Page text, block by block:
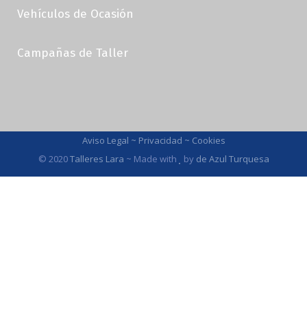
Vehículos de Ocasión
Campañas de Taller
Aviso Legal ~ Privacidad ~ Cookies
© 2020Talleres Lara ~ Made with by de Azul Turquesa